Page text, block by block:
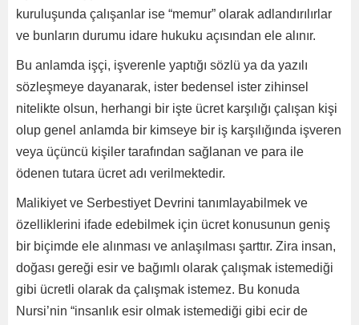
kuruluşunda çalışanlar ise “memur” olarak adlandırılırlar
ve bunların durumu idare hukuku açısından ele alınır.
Bu anlamda işçi, işverenle yaptığı sözlü ya da yazılı
sözleşmeye dayanarak, ister bedensel ister zihinsel
nitelikte olsun, herhangi bir işte ücret karşılığı çalışan kişi
olup genel anlamda bir kimseye bir iş karşılığında işveren
veya üçüncü kişiler tarafından sağlanan ve para ile
ödenen tutara ücret adı verilmektedir.
Malikiyet ve Serbestiyet Devrini tanımlayabilmek ve
özelliklerini ifade edebilmek için ücret konusunun geniş
bir biçimde ele alınması ve anlaşılması şarttır. Zira insan,
doğası gereği esir ve bağımlı olarak çalışmak istemediği
gibi ücretli olarak da çalışmak istemez. Bu konuda
Nursi’nin “insanlık esir olmak istemediği gibi ecir de